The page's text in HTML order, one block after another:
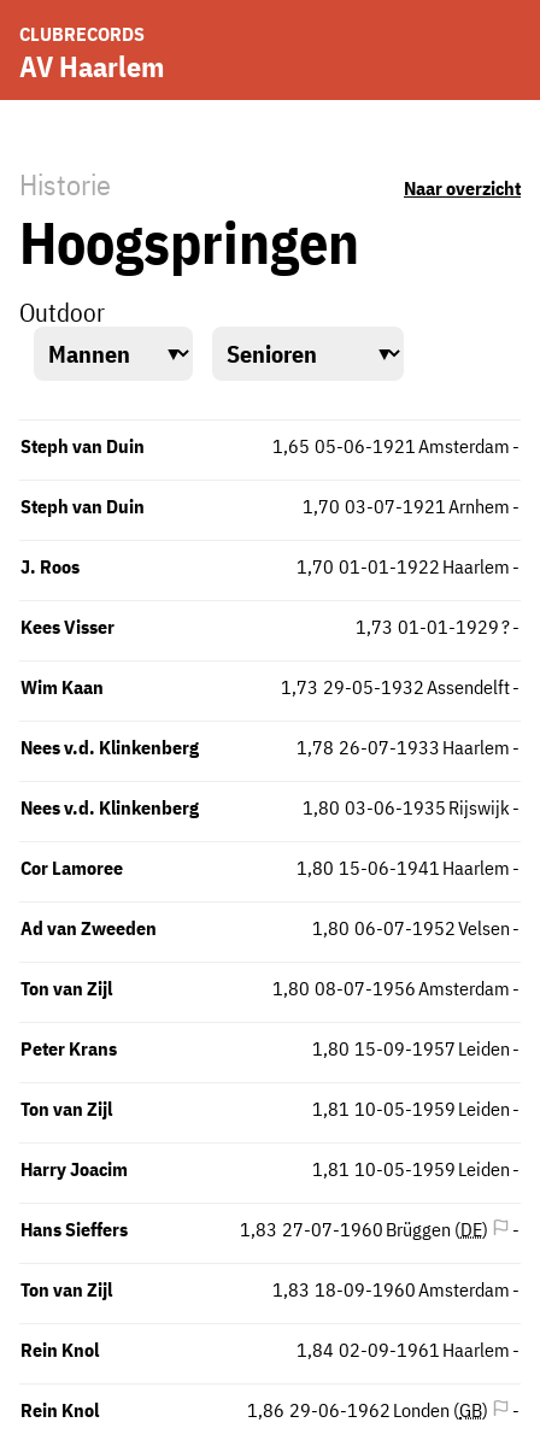
CLUBRECORDS
AV Haarlem
Historie Naar overzicht
Hoogspringen
Outdoor
Steph van Duin Amsterdam
1,65 -
05-06-1921
Steph van Duin Arnhem
1,70 -
03-07-1921
J. Roos Haarlem
1,70 -
01-01-1922
Kees Visser ?
1,73 -
01-01-1929
Wim Kaan Assendelft
1,73 -
29-05-1932
Nees v.d. Klinkenberg Haarlem
1,78 -
26-07-1933
Nees v.d. Klinkenberg Rijswijk
1,80 -
03-06-1935
Cor Lamoree Haarlem
1,80 -
15-06-1941
Ad van Zweeden Velsen
1,80 -
06-07-1952
Ton van Zijl Amsterdam
1,80 -
08-07-1956
Peter Krans Leiden
1,80 -
15-09-1957
Ton van Zijl Leiden
1,81 -
10-05-1959
Harry Joacim Leiden
1,81 -
10-05-1959
Hans Sieffers Brüggen (DE)
1,83 -
27-07-1960
Ton van Zijl Amsterdam
1,83 -
18-09-1960
Rein Knol Haarlem
1,84 -
02-09-1961
Rein Knol Londen (GB)
1,86 -
29-06-1962